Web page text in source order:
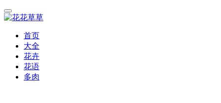
首页
大全
花卉
花语
多肉